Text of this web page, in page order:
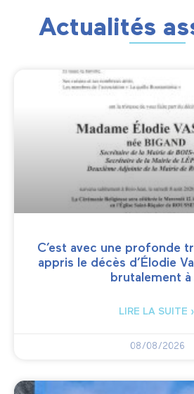
Actualités
C’est avec une profonde
appris le décès d’Élodie
brutalement
LIRE LA SUITE
08/08/2026